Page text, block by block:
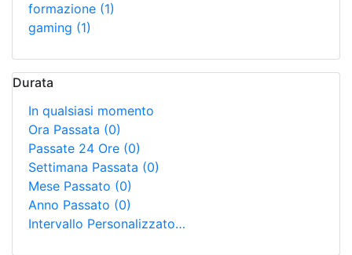
formazione (1)
gaming (1)
Durata
In qualsiasi momento
Ora Passata (0)
Passate 24 Ore (0)
Settimana Passata (0)
Mese Passato (0)
Anno Passato (0)
Intervallo Personalizzato…